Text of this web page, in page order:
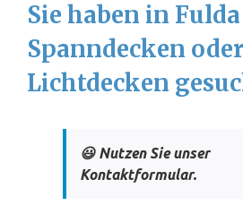
Sie haben in
Spanndecken oder
Lichtdecken
😃 Nutzen Sie unser
Kontaktformular.